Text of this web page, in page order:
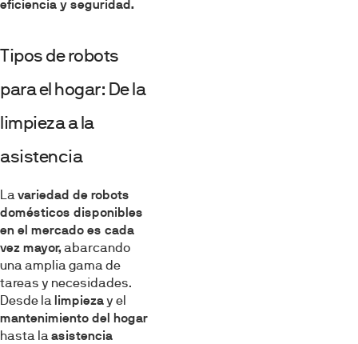
eficiencia y seguridad.
Tipos de robots
para el hogar: De la
limpieza a la
asistencia
La variedad de robots
domésticos disponibles
en el mercado es cada
vez mayor, abarcando
una amplia gama de
tareas y necesidades.
Desde la limpiezay el
mantenimiento del hogar
hasta la asistencia